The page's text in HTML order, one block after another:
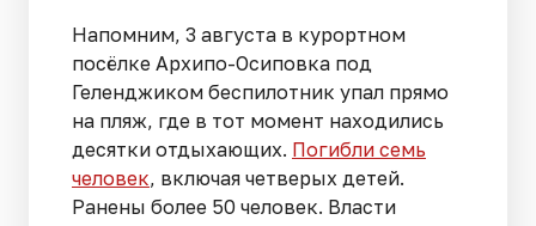
Напомним, 3 августа в курортном
посёлке Архипо-Осиповка под
Геленджиком беспилотник упал прямо
на пляж, где в тот момент находились
десятки отдыхающих. Погибли семь
человек, включая четверых детей.
Ранены более 50 человек. Власти